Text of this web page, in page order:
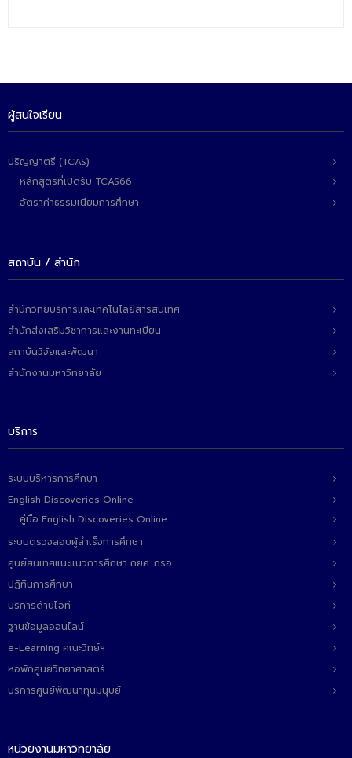
ข่าว
- ข่าวประชาสัมพันธ์
- กิจกรรม
- ทุน/สมัครงาน/ศึกษาต่อ
ผลงานคณะ
- ฐานข้อมูลงานวิจัย
- การจัดการความรู้ (KM Scitech)
สวนดุสิต จังหวัดปราจีนบุรี
- SDU Zero Waste
- งานวิจัย/นวัตกรรม
ติดต่อเรา
ผู้สนใจเรียน
ปริญญาตรี (TCAS)
หลักสูตรที่เปิดรับ TCAS66
อัตราค่าธรรมเนียมการศึกษา
สถาบัน / สำนัก
สำนักวิทยบริการและเทคโนโลยีสารสนเทศ
สำนักส่งเสริมวิชาการและงานทะเบียน
สถาบันวิจัยและพัฒนา
สำนักงานมหาวิทยาลัย
บริการ
ระบบบริหารการศึกษา
English Discoveries Online
คู่มือ English Discoveries Online
ระบบตรวจสอบผู้สำเร็จการศึกษา
ศูนย์สนเทศแนะแนวการศึกษา กยศ. กรอ.
ปฏิทินการศึกษา
บริการด้านไอที
ฐานข้อมูลออนไลน์
e-Learning คณะวิทย์ฯ
หอพักศูนย์วิทยาศาสตร์
บริการศูนย์พัฒนาทุนมนุษย์
หน่วยงานมหาวิทยาลัย